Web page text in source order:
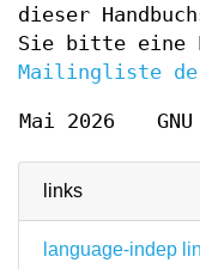
links
language-indep
dieser
Sie bitte eine
Mailingliste
Mai 2026